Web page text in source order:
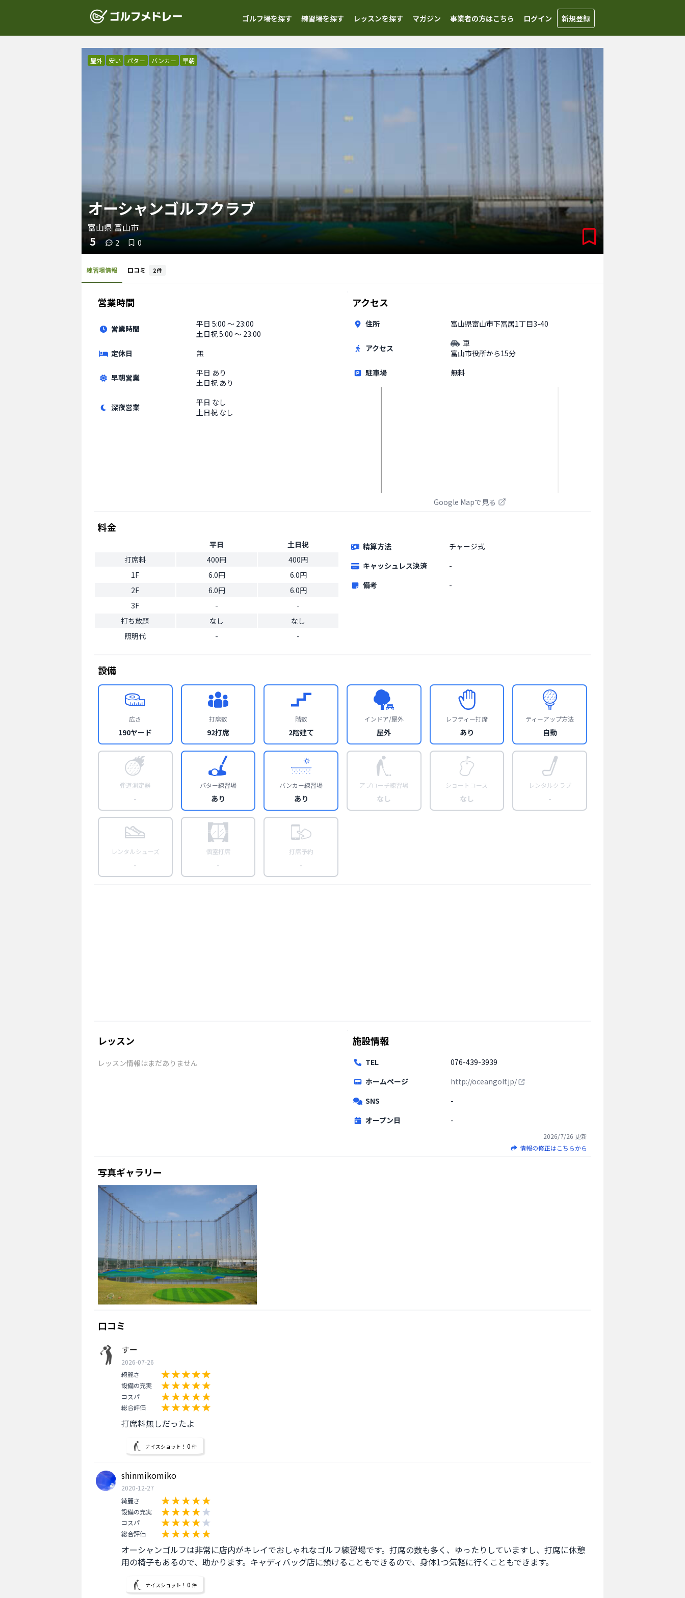
ゴルフ場を探す 練習場を探す レッスンを探す マガジン 事業者の方はこちら ログイン 新規登録
屋外 安い パター バンカー 早朝
オーシャンゴルフクラブ
富山県 富山市
5 2 0
練習場情報 口コミ 2件
営業時間
営業時間 平日 5:00 〜 23:00
土日祝5:00 〜 23:00
定休日
無
早朝営業 平日 あり
土日祝 あり
深夜営業 平日 なし
土日祝 なし
アクセス
住所 富山県富山市下冨居1丁目3-40
アクセス
車
富山市役所から15分
駐車場
無料
Google Mapで見る
料金
平日
土日祝
打席料
400円
400円
1F
6.0円
6.0円
2F
6.0円
6.0円
3F
-
-
打ち放題
なし
なし
照明代
- -
精算方法
チャージ式
キャッシュレス決済
-
備考
-
設備
広さ
190ヤード
打席数
92打席
階数
2階建て
インドア/屋外
屋外
レフティー打席
あり
ティーアップ方法
自動
弾道測定器
-
パター練習場
あり
バンカー練習場
あり
アプローチ練習場
なし
ショートコース
なし
レンタルクラブ
-
レンタルシューズ
-
個室打席
-
打席予約
-
レッスン
レッスン情報はまだありません
施設情報
TEL
076-439-3939
ホームページ
http://oceangolf.jp/
SNS
-
オープン日
-
2026/7/26 更新
情報の修正はこちらから
写真ギャラリー
口コミ
すー
2026-07-26
綺麗さ
設備の充実
コスパ
総合評価
打席料無しだったよ
ナイスショット！ 0 件
shinmikomiko
2020-12-27
綺麗さ
設備の充実
コスパ
総合評価
オーシャンゴルフは非常に店内がキレイでおしゃれなゴルフ練習場です。打席の数も多く、ゆったりしていますし、打席に休憩
用の椅子もあるので、助かります。キャディバッグ店に預けることもできるので、身体1つ気軽に行くこともできます。
ナイスショット！ 0 件